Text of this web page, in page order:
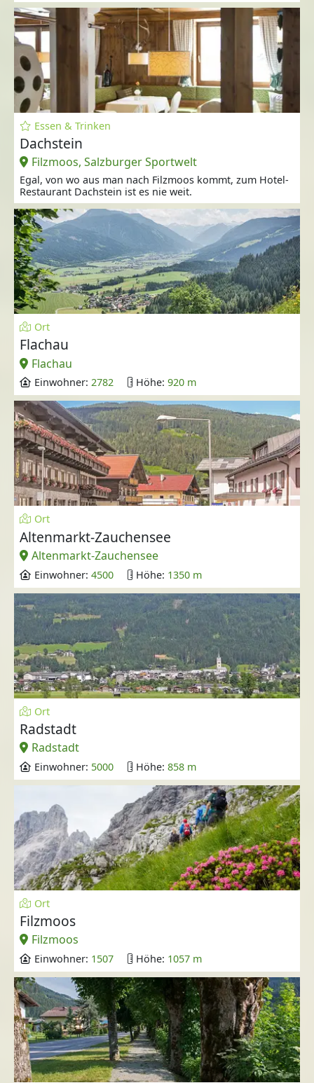
Essen & Trinken
Dachstein
Filzmoos, Salzburger Sportwelt
Egal, von wo aus man nach Filzmoos kommt, zum Hotel-
Restaurant Dachstein ist es nie weit.
Ort
Flachau
Flachau
Einwohner: 2782 Höhe: 920 m
Ort
Altenmarkt-Zauchensee
Altenmarkt-Zauchensee
Einwohner: 4500 Höhe: 1350 m
Ort
Radstadt
Radstadt
Einwohner: 5000 Höhe: 858 m
Ort
Filzmoos
Filzmoos
Einwohner: 1507 Höhe: 1057 m